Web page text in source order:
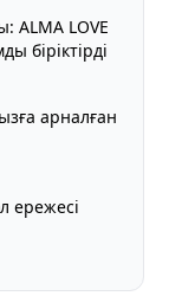
ALMA LOVE
біріктірді
арналған